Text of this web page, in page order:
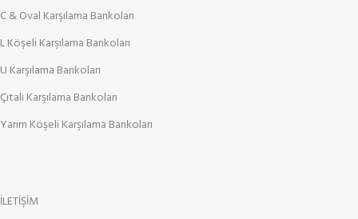
C & Oval Karşılama Bankoları
L Köşeli Karşılama Bankoları
U Karşılama Bankoları
Çıtalı Karşılama Bankoları
Yarım Köşeli Karşılama Bankoları
İLETİŞİM